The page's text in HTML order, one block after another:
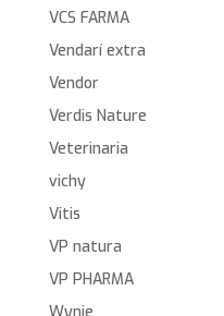
VCS FARMA
Vendarí extra
Vendor
Verdis Nature
Veterinaria
vichy
Vitis
VP natura
VP PHARMA
Wynie